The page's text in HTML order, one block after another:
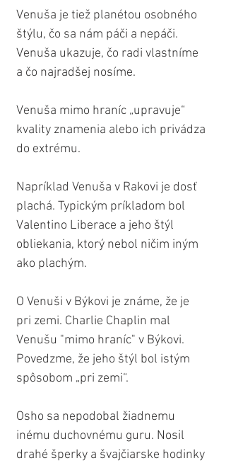
Venuša je tiež planétou osobného
štýlu, čo sa nám páči a nepáči.
Venuša ukazuje, čo radi vlastníme
a čo najradšej nosíme.
Venuša mimo hraníc „upravuje“
kvality znamenia alebo ich privádza
do extrému.
Napríklad Venuša v Rakovi je dosť
plachá. Typickým príkladom bol
Valentino Liberace a jeho štýl
obliekania, ktorý nebol ničim iným
ako plachým.
O Venuši v Býkovi je známe, že je
pri zemi. Charlie Chaplin mal
Venušu "mimo hraníc" v Býkovi.
Povedzme, že jeho štýl bol istým
spôsobom „pri zemi“.
Osho sa nepodobal žiadnemu
inému duchovnému guru. Nosil
drahé šperky a švajčiarske hodinky